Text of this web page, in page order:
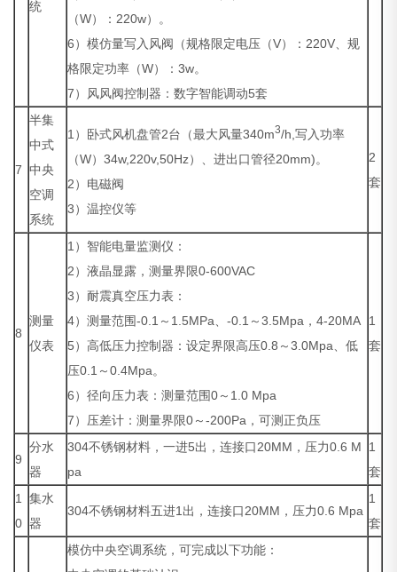
统
（W）：220w）。
6）模仿量写入风阀（规格限定电压（V）：220V、规
格限定功率（W）：3w。
7）风风阀控制器：数字智能调动5套
7
半集
中式
中央
空调
系统
1）卧式风机盘管2台（最大风量340m3/h,写入功率
（W）34w,220v,50Hz）、进出口管径20mm)。
2）电磁阀
3）温控仪等
2
套
8
测量
仪表
1）智能电量监测仪：
2）液晶显露，测量界限0-600VAC
3）耐震真空压力表：
4）测量范围-0.1～1.5MPa、-0.1～3.5Mpa，4-20MA
5）高低压力控制器：设定界限高压0.8～3.0Mpa、低
压0.1～0.4Mpa。
6）径向压力表：测量范围0～1.0 Mpa
7）压差计：测量界限0～-200Pa，可测正负压
1
套
9
分水
器
304不锈钢材料，一进5出，连接口20MM，压力0.6 M
pa
1
套
1
0
集水
器
304不锈钢材料五进1出，连接口20MM，压力0.6 Mpa
1
套
模仿中央空调系统，可完成以下功能：